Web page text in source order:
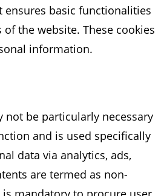
ensures basic functionalities
the website. These cookies
information.
not be particularly necessary
and is used specifically
data via analytics, ads,
are termed as non-